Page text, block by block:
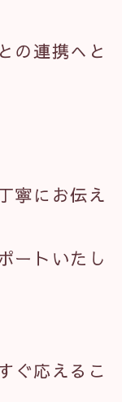
の連携へと
寧にお伝え
ートいたし
ぐ応えるこ